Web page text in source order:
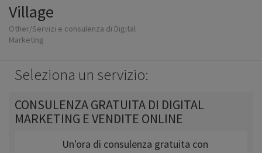
Village
Other/Servizi e consulenza di Digital
Marketing
Seleziona un servizio:
CONSULENZA GRATUITA DI DIGITAL
MARKETING E VENDITE ONLINE
Un'ora di consulenza gratuita con